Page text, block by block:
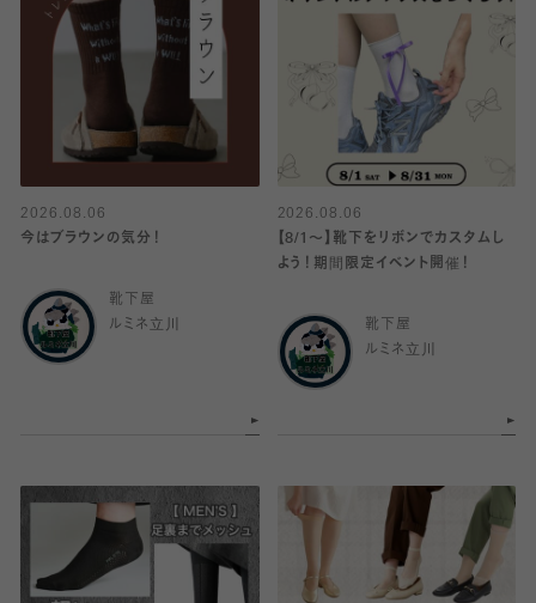
2026.08.06
今はブラウンの気分！
靴下屋
ルミネ立川
2026.08.06
【8/1〜】靴下をリボンでカスタムし
よう！期間限定イベント開催！
靴下屋
ルミネ立川